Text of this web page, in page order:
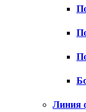
Линия